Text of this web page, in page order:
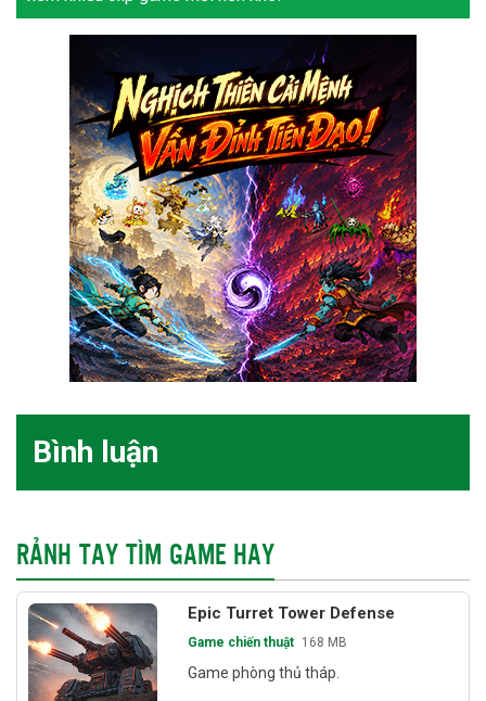
Bình luận
RẢNH TAY TÌM GAME HAY
Epic Turret Tower Defense
Game chiến thuật 168 MB
Game phòng thủ tháp.